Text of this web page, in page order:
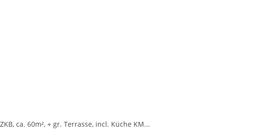
ca. 60m², + gr. Terrasse, incl. Küche KM...